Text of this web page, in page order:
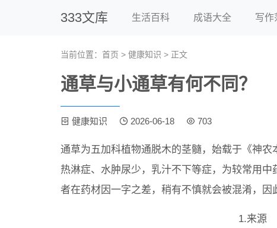
333文库 生活百科 成语大全 写作
当前位置： 首页 > 健康知识 > 正文
通草与小通草有何不同？
健康知识 2026-06-18 703
通草为五加科植物通脱木的茎髓，始载于《神
热淋症、水肿尿少，乳汁不下等症，为较常用
者在药材因一字之差，稍有不慎就会被混淆，因
1.来源